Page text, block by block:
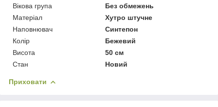
Вікова група
Без обмежень
Матеріал
Хутро штучне
Наповнювач
Синтепон
Колір
Бежевий
Висота
50 см
Стан
Новий
Приховати